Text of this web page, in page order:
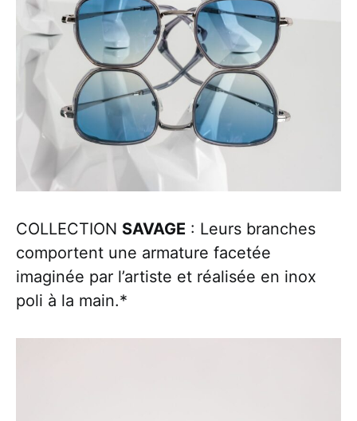
COLLECTION SAVAGE : Leurs branches
comportent une armature facetée
imaginée par l’artiste et réalisée en inox
poli à la main.*